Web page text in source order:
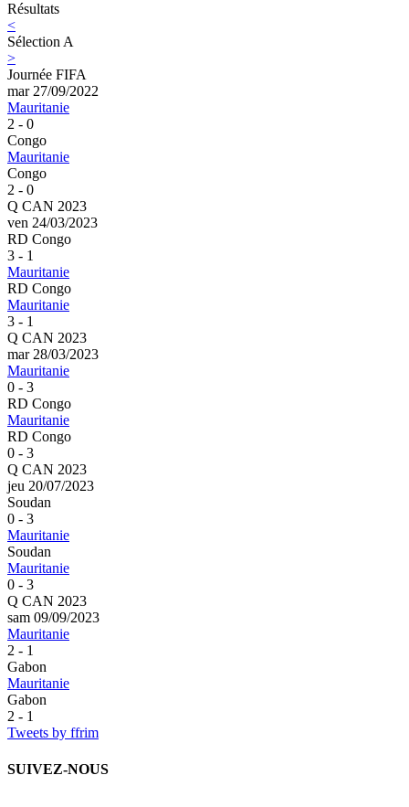
Résultats
<
Sélection A
>
Journée FIFA
mar 27/09/2022
Mauritanie
2 - 0
Congo
Mauritanie
Congo
2 - 0
Q CAN 2023
ven 24/03/2023
RD Congo
3 - 1
Mauritanie
RD Congo
Mauritanie
3 - 1
Q CAN 2023
mar 28/03/2023
Mauritanie
0 - 3
RD Congo
Mauritanie
RD Congo
0 - 3
Q CAN 2023
jeu 20/07/2023
Soudan
0 - 3
Mauritanie
Soudan
Mauritanie
0 - 3
Q CAN 2023
sam 09/09/2023
Mauritanie
2 - 1
Gabon
Mauritanie
Gabon
2 - 1
Tweets by ffrim
SUIVEZ-NOUS